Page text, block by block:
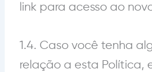
link para acesso ao
1.4. Caso você tenha
relação a esta Política,